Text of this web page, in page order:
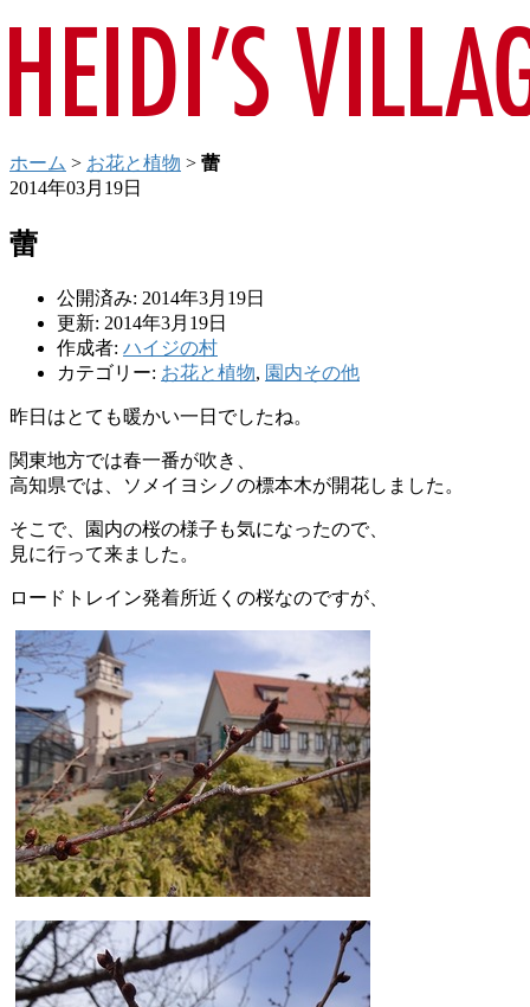
ホーム > お花と植物 > 蕾
2014年03月19日
蕾
公開済み: 2014年3月19日
更新: 2014年3月19日
作成者: ハイジの村
カテゴリー: お花と植物, 園内その他
昨日はとても暖かい一日でしたね。
関東地方では春一番が吹き、
高知県では、ソメイヨシノの標本木が開花しました。
そこで、園内の桜の様子も気になったので、
見に行って来ました。
ロードトレイン発着所近くの桜なのですが、